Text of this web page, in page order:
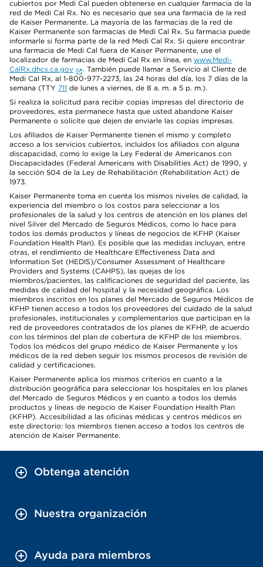
cubiertos por Medi Cal pueden obtenerse en cualquier farmacia de la
red de Medi Cal Rx. No es necesario que sea una farmacia de la red
de Kaiser Permanente. La mayoría de las farmacias de la red de
Kaiser Permanente son farmacias de Medi Cal Rx. Su farmacia puede
informarle si forma parte de la red Medi Cal Rx. Si quiere encontrar
una farmacia de Medi Cal fuera de Kaiser Permanente, use el
localizador de farmacias de Medi Cal Rx en línea, en www.Medi-
CalRx.dhcs.ca.gov
. También puede llamar a Servicio al Cliente de
Medi Cal Rx, al 1-800-977-2273, las 24 horas del día, los 7 días de la
semana (TTY 711 de lunes a viernes, de 8 a. m. a 5 p. m.).
Si realiza la solicitud para recibir copias impresas del directorio de
proveedores, esta permanece hasta que usted abandone Kaiser
Permanente o solicite que dejen de enviarle las copias impresas.
Los afiliados de Kaiser Permanente tienen el mismo y completo
acceso a los servicios cubiertos, incluidos los afiliados con alguna
discapacidad, como lo exige la Ley Federal de Americanos con
Discapacidades (Federal Americans with Disabilities Act) de 1990, y
la sección 504 de la Ley de Rehabilitación (Rehabilitation Act) de
1973.
Kaiser Permanente toma en cuenta los mismos niveles de calidad, la
experiencia del miembro o los costos para seleccionar a los
profesionales de la salud y los centros de atención en los planes del
nivel Silver del Mercado de Seguros Médicos, como lo hace para
todos los demás productos y líneas de negocios de KFHP (Kaiser
Foundation Health Plan). Es posible que las medidas incluyan, entre
otras, el rendimiento de Healthcare Effectiveness Data and
Information Set (HEDIS)/Consumer Assessment of Healthcare
Providers and Systems (CAHPS), las quejas de los
miembros/pacientes, las calificaciones de seguridad del paciente, las
medidas de calidad del hospital y la necesidad geográfica. Los
miembros inscritos en los planes del Mercado de Seguros Médicos de
KFHP tienen acceso a todos los proveedores del cuidado de la salud
profesionales, institucionales y complementarios que participan en la
red de proveedores contratados de los planes de KFHP, de acuerdo
con los términos del plan de cobertura de KFHP de los miembros.
Todos los médicos del grupo médico de Kaiser Permanente y los
médicos de la red deben seguir los mismos procesos de revisión de
calidad y certificaciones.
Kaiser Permanente aplica los mismos criterios en cuanto a la
distribución geográfica para seleccionar los hospitales en los planes
del Mercado de Seguros Médicos y en cuanto a todos los demás
productos y líneas de negocio de Kaiser Foundation Health Plan
(KFHP). Accesibilidad a las oficinas médicas y centros médicos en
este directorio: los miembros tienen acceso a todos los centros de
atención de Kaiser Permanente.
Obtenga atención
Nuestra organización
Ayuda para miembros